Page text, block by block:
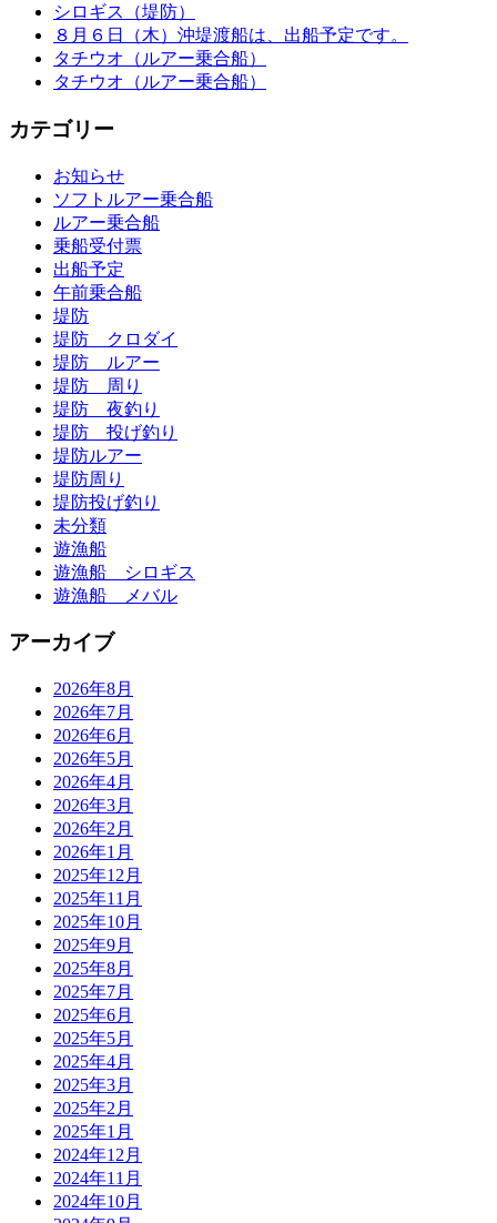
シロギス（堤防）
８月６日（木）沖堤渡船は、出船予定です。
タチウオ（ルアー乗合船）
タチウオ（ルアー乗合船）
カテゴリー
お知らせ
ソフトルアー乗合船
ルアー乗合船
乗船受付票
出船予定
午前乗合船
堤防
堤防 クロダイ
堤防 ルアー
堤防 周り
堤防 夜釣り
堤防 投げ釣り
堤防ルアー
堤防周り
堤防投げ釣り
未分類
遊漁船
遊漁船 シロギス
遊漁船 メバル
アーカイブ
2026年8月
2026年7月
2026年6月
2026年5月
2026年4月
2026年3月
2026年2月
2026年1月
2025年12月
2025年11月
2025年10月
2025年9月
2025年8月
2025年7月
2025年6月
2025年5月
2025年4月
2025年3月
2025年2月
2025年1月
2024年12月
2024年11月
2024年10月